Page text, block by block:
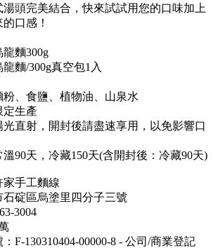
頭完美結合，快來試試用您的口味加上
口感！
麵300g
/300g真空包1入
食鹽、植物油、山泉水
定生產
直射，開封後請盡速享用，以免影響口
90天，冷藏150天(含開封後：冷藏90天)
手工麵線
區烏塗里四分子三號
3004
F-130310404-00000-8 - 公司/商業登記